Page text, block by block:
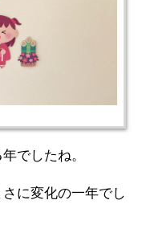
でしたね。
に変化の一年でし